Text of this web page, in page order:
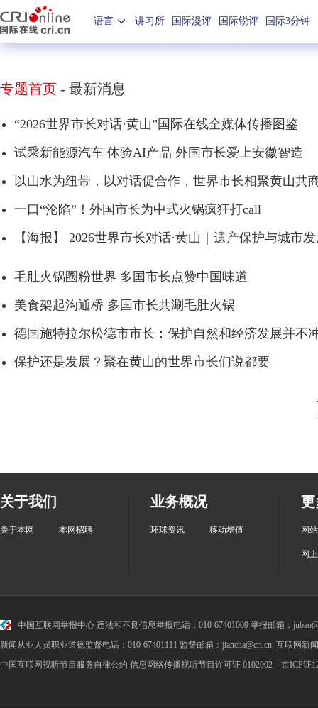
语言 讲习所 国际漫评 国际锐评 国际3分钟
专题首页 - 最新消息
“2026世界市长对话·黄山”国际在线全媒体传播图鉴
试乘新能源汽车 体验AI产品 外国市长爱上安徽智造
以山水为纽带，以对话促合作，世界市长相聚黄山共
一口“沦陷”！外国市长为中式火锅疯狂打call
【海报】 2026世界市长对话·黄山｜遗产保护与城
毛肚火锅圈粉世界 多国市长点赞中国味道
美食架起沟通桥 多国市长共涮毛肚火锅
德国施特拉尔松德市市长：保护自然和经济发展并不
保护还是发展？聚在黄山的世界市长们说都要
关于我们
关于本网 本网招聘
业务概况
环球资讯 移动增值 网
网
中国互联网举报中心 违法和不良信息举报电话：010-67401009 举报邮箱：
新闻从业人员职业道德监督电话：010-67401111 监督邮箱：jiancha@cri.cn 互联网新
中国互联网视听节目服务自律公约 信息网络传播视听节目许可证 0102002 京ICP